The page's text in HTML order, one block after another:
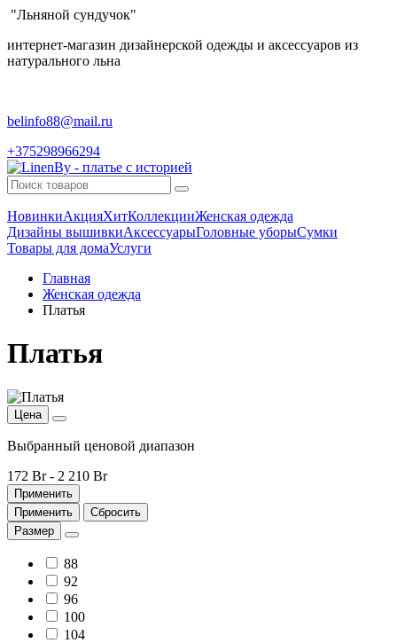
"Льняной сундучок"
интернет-магазин дизайнерской одежды и аксессуаров из
натурального льна
belinfo88@mail.ru
+375298966294
НовинкиАкцияХитКоллекцииЖенская одежда
Дизайны вышивкиАксессуарыГоловные уборыСумки
Товары для домаУслуги
Главная
Женская одежда
Платья
Платья
Цена
Выбранный ценовой диапазон
172 Br- 2 210 Br
Применить
Применить
Сбросить
Размер
88
92
96
100
104